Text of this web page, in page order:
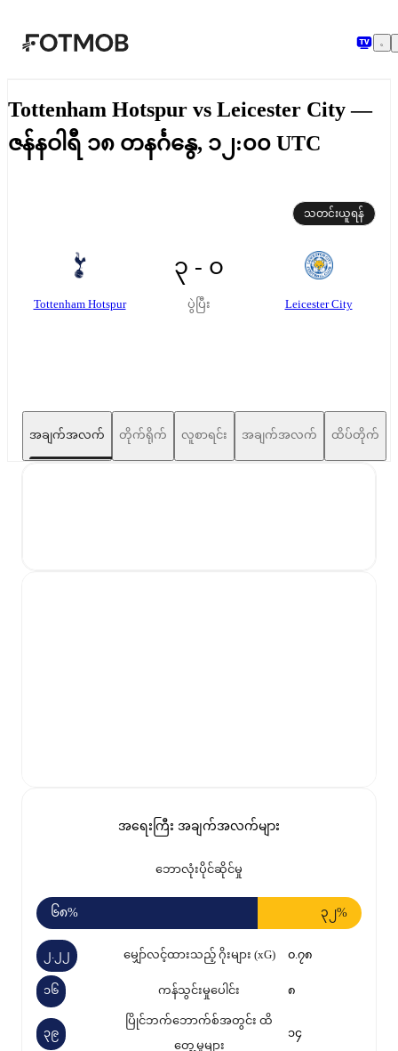
အဓိကအကြောင်းအရာသို့ ကျော်သွားရန်
Tottenham Hotspur vs Leicester City —
ဇန်နဝါရီ ၁၈ တနင်္ဂနွေ, ၁၂:၀၀ UTC
သတင်းယူရန်
Tottenham Hotspur
၃ - ၀
ပွဲပြီး Leicester City
အချက်အလက် တိုက်ရိုက် လူစာရင်း အချက်အလက် ထိပ်တိုက်
အရေးကြီး အချက်အလက်များ
ဘောလုံးပိုင်ဆိုင်မှု
၆၈% ၃၂%
မျှော်လင့်ထားသည့် ဂိုးများ (xG)
၂.၂၂ ၀.၇၈
ကန်သွင်းမှုပေါင်း
၁၆ ၈
ပြိုင်ဘက်ဘောက်စ်အတွင်း ထိ
တွေ့မှုများ
၃၉ ၁၄